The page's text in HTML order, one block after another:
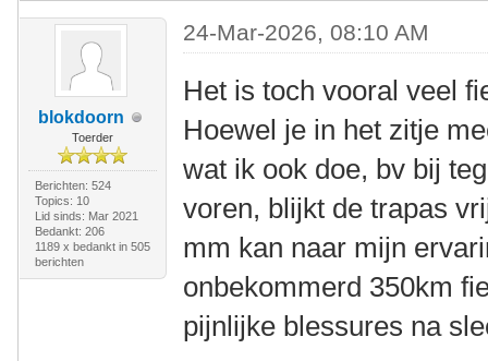
blokdoorn
Toerder
Berichten: 524
Topics: 10
Lid sinds: Mar 2021
Bedankt: 206
1189 x bedankt in 505
berichten
24-Mar-2026, 08:10 AM
Het is toch vooral veel
Hoewel je in het zitje
wat ik ook doe, bv bij
voren, blijkt de trapas
mm kan naar mijn
onbekommerd 350km
pijnlijke blessures na